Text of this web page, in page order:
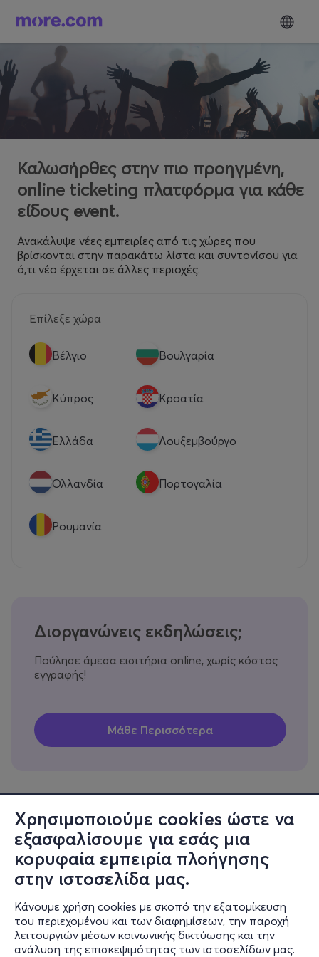
Χρησιμοποιούμε cookies ώστε να
εξασφαλίσουμε για εσάς μια
κορυφαία εμπειρία πλοήγησης
στην ιστοσελίδα μας.
Κάνουμε χρήση cookies με σκοπό την εξατομίκευση
του περιεχομένου και των διαφημίσεων, την παροχή
λειτουργιών μέσων κοινωνικής δικτύωσης και την
ανάλυση της επισκεψιμότητας των ιστοσελίδων μας.
Καλωσήρθες στην πιο προηγμένη,
online ticketing πλατφόρμα για κάθε
είδους event.
Ανακάλυψε νέες εμπειρίες από τις χώρες που
βρίσκονται στην παρακάτω λίστα και συντονίσου για
ό,τι νέο έρχεται σε άλλες περιοχές.
Επίλεξε χώρα
Βέλγιο Βουλγαρία
Κύπρος Κροατία
Eλλάδα Λουξεμβούργο
Ολλανδία Πορτογαλία
Ρουμανία
Διοργανώνεις εκδηλώσεις;
Πούλησε άμεσα εισιτήρια online, χωρίς κόστος
εγγραφής!
Πληροφορίες
Υποστήριξη
Stay Connected